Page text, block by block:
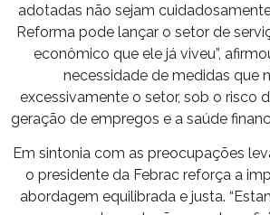
adotadas não sejam
Reforma pode lançar o setor de
econômico que ele já viveu”,
necessidade de medidas que
excessivamente o setor, sob o risco
geração de empregos e a saúde
Em sintonia com as preocupações
o presidente da Febrac reforça a
abordagem equilibrada e justa.